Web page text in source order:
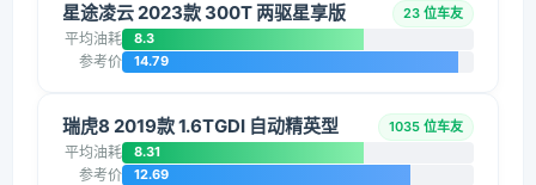
星途凌云 2023款 300T 两驱星享版 23 位车友
平均油耗 8.3
参考价 14.79
瑞虎8 2019款 1.6TGDI 自动精英型 1035 位车友
平均油耗 8.31
参考价 12.69